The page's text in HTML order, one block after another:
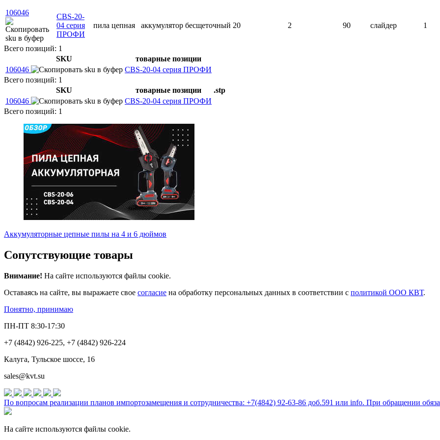
106046
CBS-20-
04 серия
ПРОФИ
пила цепная аккумулятор бесщеточный 20 2 90 слайдер 1
Всего позиций: 1
SKU
товарные позиции
106046
CBS-20-04 серия ПРОФИ
Всего позиций: 1
SKU
товарные позиции
.stp
106046
CBS-20-04 серия ПРОФИ
Всего позиций: 1
Аккумуляторные цепные пилы на 4 и 6 дюймов
Сопутствующие товары
Внимание! На сайте используются файлы cookie.
Оставаясь на сайте, вы выражаете свое согласие на обработку персональных данных в соответствии с политикой ООО КВТ.
Понятно, принимаю
ПН-ПТ 8:30-17:30
+7 (4842) 926-225, +7 (4842) 926-224
Калуга, Тульское шоссе, 16
sales@kvt.su
По вопросам реализации планов импортозамещения и сотрудничества: +7(4842) 92-63-86 доб.591 или info. При обращении
На сайте используются файлы cookie.